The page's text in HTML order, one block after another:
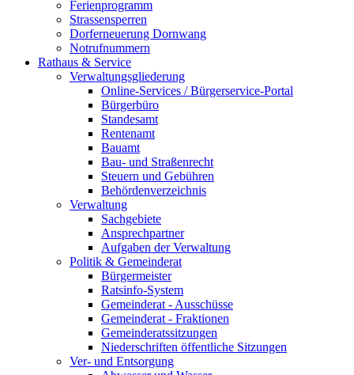
Ferienprogramm
Strassensperren
Dorferneuerung Dornwang
Notrufnummern
Rathaus & Service
Verwaltungsgliederung
Online-Services / Bürgerservice-Portal
Bürgerbüro
Standesamt
Rentenamt
Bauamt
Bau- und Straßenrecht
Steuern und Gebühren
Behördenverzeichnis
Verwaltung
Sachgebiete
Ansprechpartner
Aufgaben der Verwaltung
Politik & Gemeinderat
Bürgermeister
Ratsinfo-System
Gemeinderat - Ausschüsse
Gemeinderat - Fraktionen
Gemeinderatssitzungen
Niederschriften öffentliche Sitzungen
Ver- und Entsorgung